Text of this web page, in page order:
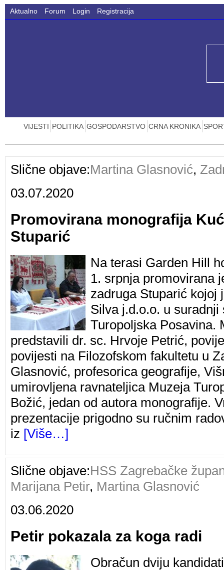
Aktualno Forum Login Registracija
VIJESTI POLITIKA GOSPODARSTVO CRNA KRONIKA
Slične objave:Martina Glasnović,
03.07.2020
Promovirana monografija
Stuparić
Na terasi Garden Hill
1. srpnja promovirana
zadruga Stuparić kojoj
Silva j.d.o.o. u suradnji
Turopoljska Posavina.
predstavili dr. sc. Hrvoje Petrić,
povijesti na Filozofskom fakultetu u
Glasnović, profesorica geografije,
umirovljena ravnateljica Muzeja
Božić, jedan od autora monografije.
prezentacije prigodno su ručnim
iz [Više…]
Slične objave:HSS Zagrebačke
Marijana Petir, Martina Glasnović
03.06.2020
Petir pokazala za koga radi
Obračun dviju